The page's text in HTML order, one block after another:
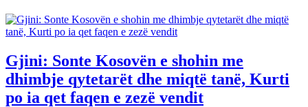
Gjini: Sonte Kosovën e shohin me
dhimbje qytetarët dhe miqtë tanë, Kurti
po ia qet faqen e zezë vendit